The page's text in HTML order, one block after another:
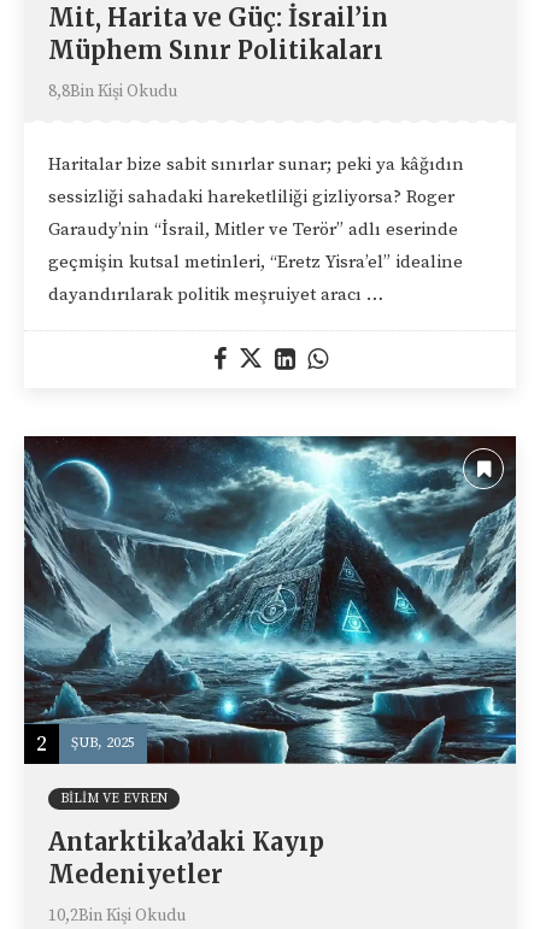
Mit, Harita ve Güç: İsrail’in
Müphem Sınır Politikaları
8,8Bin Kişi Okudu
Haritalar bize sabit sınırlar sunar; peki ya kâğıdın
sessizliği sahadaki hareketliliği gizliyorsa? Roger
Garaudy’nin “İsrail, Mitler ve Terör” adlı eserinde
geçmişin kutsal metinleri, “Eretz Yisra’el” idealine
dayandırılarak politik meşruiyet aracı …
2 ŞUB, 2025
BILIM VE EVREN
Antarktika’daki Kayıp
Medeniyetler
10,2Bin Kişi Okudu